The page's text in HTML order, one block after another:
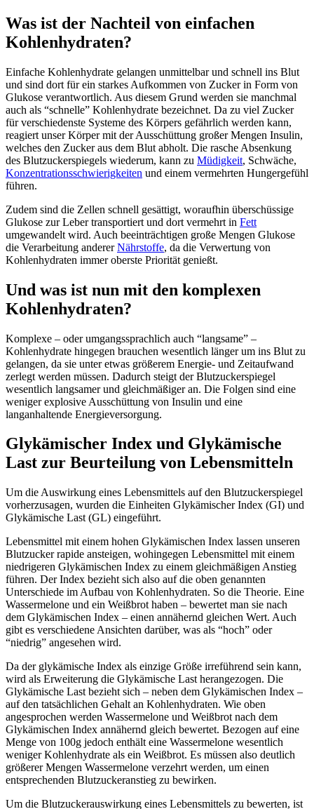
Was ist der Nachteil von einfachen
Kohlenhydraten?
Einfache Kohlenhydrate gelangen unmittelbar und schnell ins Blut
und sind dort für ein starkes Aufkommen von Zucker in Form von
Glukose verantwortlich. Aus diesem Grund werden sie manchmal
auch als “schnelle” Kohlenhydrate bezeichnet. Da zu viel Zucker
für verschiedenste Systeme des Körpers gefährlich werden kann,
reagiert unser Körper mit der Ausschüttung großer Mengen Insulin,
welches den Zucker aus dem Blut abholt. Die rasche Absenkung
des Blutzuckerspiegels wiederum, kann zu Müdigkeit, Schwäche,
Konzentrationsschwierigkeiten und einem vermehrten Hungergefühl
führen.
Zudem sind die Zellen schnell gesättigt, woraufhin überschüssige
Glukose zur Leber transportiert und dort vermehrt in Fett
umgewandelt wird. Auch beeinträchtigen große Mengen Glukose
die Verarbeitung andererNährstoffe, da die Verwertung von
Kohlenhydraten immer oberste Priorität genießt.
Und was ist nun mit den komplexen
Kohlenhydraten?
Komplexe – oder umgangssprachlich auch “langsame” –
Kohlenhydrate hingegen brauchen wesentlich länger um ins Blut zu
gelangen, da sie unter etwas größerem Energie- und Zeitaufwand
zerlegt werden müssen. Dadurch steigt der Blutzuckerspiegel
wesentlich langsamer und gleichmäßiger an. Die Folgen sind eine
weniger explosive Ausschüttung von Insulin und eine
langanhaltende Energieversorgung.
Glykämischer Index und Glykämische
Last zur Beurteilung von Lebensmitteln
Um die Auswirkung eines Lebensmittels auf den Blutzuckerspiegel
vorherzusagen, wurden die Einheiten Glykämischer Index (GI) und
Glykämische Last (GL) eingeführt.
Lebensmittel mit einem hohen Glykämischen Index lassen unseren
Blutzucker rapide ansteigen, wohingegen Lebensmittel mit einem
niedrigeren Glykämischen Index zu einem gleichmäßigen Anstieg
führen. Der Index bezieht sich also auf die oben genannten
Unterschiede im Aufbau von Kohlenhydraten. So die Theorie. Eine
Wassermelone und ein Weißbrot haben – bewertet man sie nach
dem Glykämischen Index – einen annähernd gleichen Wert. Auch
gibt es verschiedene Ansichten darüber, was als “hoch” oder
“niedrig” angesehen wird.
Da der glykämische Index als einzige Größe irreführend sein kann,
wird als Erweiterung die Glykämische Last herangezogen. Die
Glykämische Last bezieht sich – neben dem Glykämischen Index –
auf den tatsächlichen Gehalt an Kohlenhydraten. Wie oben
angesprochen werden Wassermelone und Weißbrot nach dem
Glykämischen Index annähernd gleich bewertet. Bezogen auf eine
Menge von 100g jedoch enthält eine Wassermelone wesentlich
weniger Kohlenhydrate als ein Weißbrot. Es müssen also deutlich
größerer Mengen Wassermelone verzehrt werden, um einen
entsprechenden Blutzuckeranstieg zu bewirken.
Um die Blutzuckerauswirkung eines Lebensmittels zu bewerten, ist